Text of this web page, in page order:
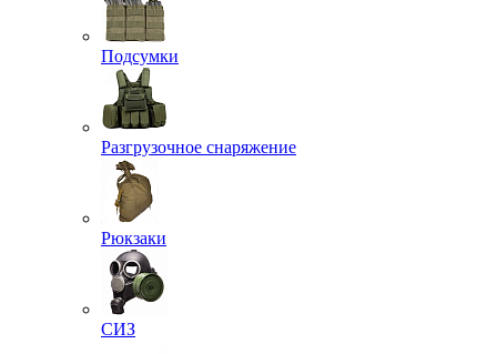
Подсумки
Разгрузочное снаряжение
Рюкзаки
СИЗ